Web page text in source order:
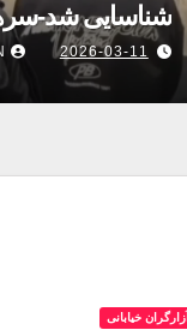
شناسایی شد-
2026-03-11
آزارگران خیابانی